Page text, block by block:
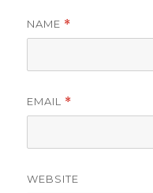
NAME *
EMAIL *
WEBSITE